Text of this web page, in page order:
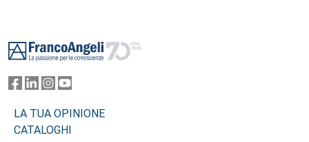
LA TUA OPINIONE
CATALOGHI